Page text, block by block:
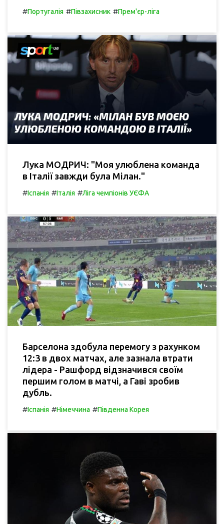
#Португалія #Півзахисник #Прем'єр-ліга
Лука МОДРИЧ: "Моя улюблена команда
в Італії завжди була Мілан."
#Іспанія #Італія #Ліга чемпіонів УЄФА
Барселона здобула перемогу з рахунком
12:3 в двох матчах, але зазнала втрати
лідера - Рашфорд відзначився своїм
першим голом в матчі, а Гаві зробив
дубль.
#Іспанія #Німеччина #Південна Корея